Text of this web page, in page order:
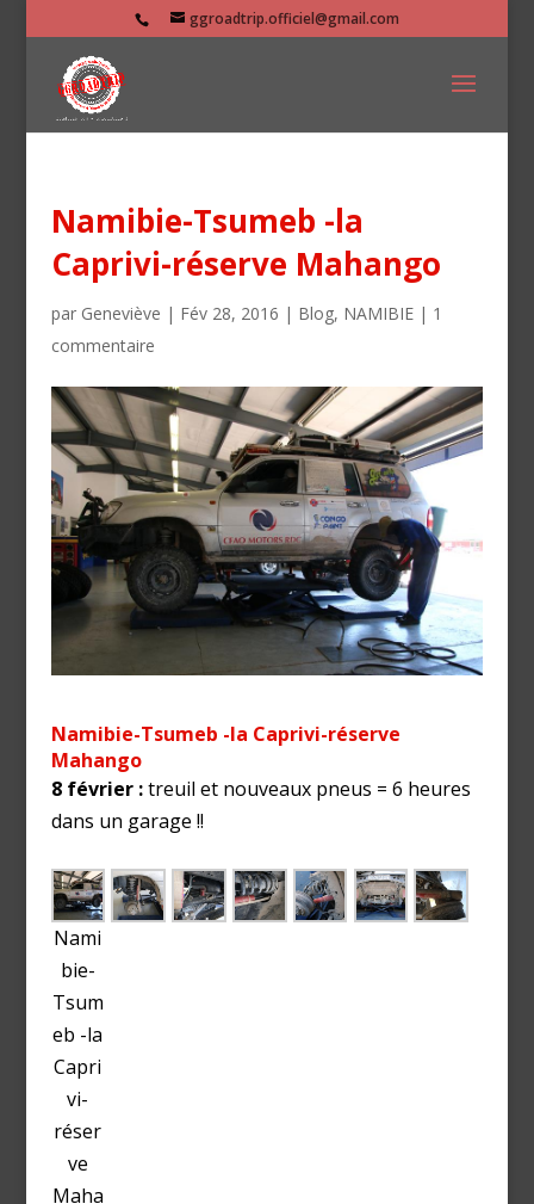
ggroadtrip.officiel@gmail.com
Namibie-Tsumeb -la
Caprivi-réserve Mahango
par Geneviève | Fév 28, 2016 | Blog, NAMIBIE| 1
commentaire
Namibie-Tsumeb -la Caprivi-réserve
Mahango
8 février :treuil et nouveaux pneus = 6 heures
dans un garage !!
Nami
bie-
Tsum
eb -la
Capri
vi-
réser
ve
Maha